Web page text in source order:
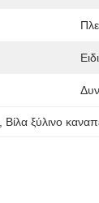
Βίλα ξύλινο